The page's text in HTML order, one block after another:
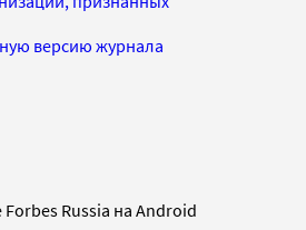
версию журнала
Russia на Android